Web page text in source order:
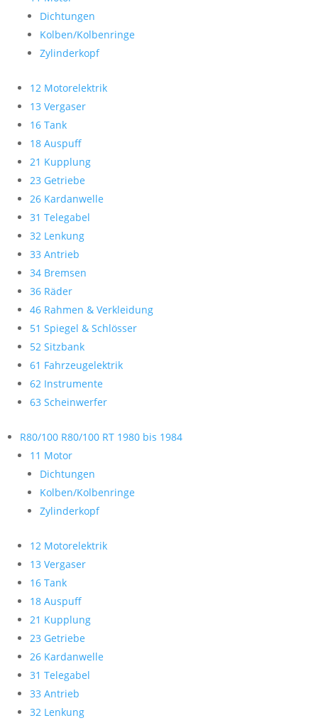
Dichtungen
Kolben/Kolbenringe
Zylinderkopf
12 Motorelektrik
13 Vergaser
16 Tank
18 Auspuff
21 Kupplung
23 Getriebe
26 Kardanwelle
31 Telegabel
32 Lenkung
33 Antrieb
34 Bremsen
36 Räder
46 Rahmen & Verkleidung
51 Spiegel & Schlösser
52 Sitzbank
61 Fahrzeugelektrik
62 Instrumente
63 Scheinwerfer
R80/100 R80/100 RT 1980 bis 1984
11 Motor
Dichtungen
Kolben/Kolbenringe
Zylinderkopf
12 Motorelektrik
13 Vergaser
16 Tank
18 Auspuff
21 Kupplung
23 Getriebe
26 Kardanwelle
31 Telegabel
33 Antrieb
32 Lenkung